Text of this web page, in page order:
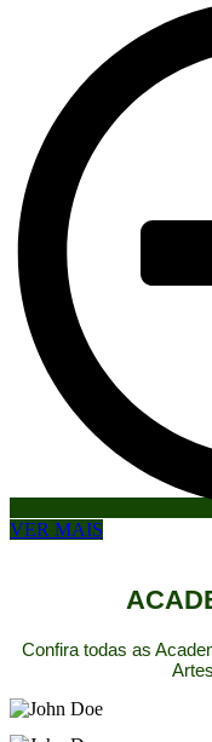
VER MAIS
Confira todas as